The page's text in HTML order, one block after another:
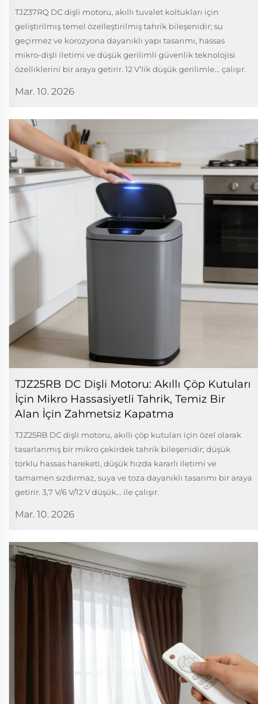
TJZ37RQ DC dişli motoru, akıllı tuvalet koltukları için
geliştirilmiş temel özelleştirilmiş tahrik bileşenidir; su
geçirmez ve korozyona dayanıklı yapı tasarımı, hassas
mikro-dişli iletimi ve düşük gerilimli güvenlik teknolojisi
özelliklerini bir araya getirir. 12 V’lik düşük gerilimle... çalışır.
Mar. 10. 2026
TJZ25RB DC Dişli Motoru: Akıllı Çöp Kutuları
İçin Mikro Hassasiyetli Tahrik, Temiz Bir
Alan İçin Zahmetsiz Kapatma
TJZ25RB DC dişli motoru, akıllı çöp kutuları için özel olarak
tasarlanmış bir mikro çekirdek tahrik bileşenidir; düşük
torklu hassas hareketi, düşük hızda kararlı iletimi ve
tamamen sızdırmaz, suya ve toza dayanıklı tasarımı bir araya
getirir. 3,7 V/6 V/12 V düşük... ile çalışır.
Mar. 10. 2026